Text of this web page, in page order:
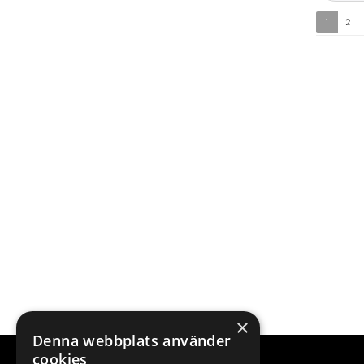
1 2
×
Denna webbplats använder
cookies